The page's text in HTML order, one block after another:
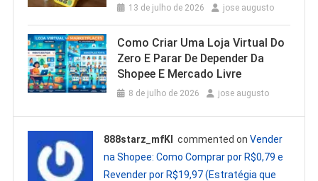
13 de julho de 2026 jose augusto
Como Criar Uma Loja Virtual Do
Zero E Parar De Depender Da
Shopee E Mercado Livre
8 de julho de 2026 jose augusto
888starz_mfKl commented onVender
na Shopee: Como Comprar por R$0,79 e
Revender por R$19,97 (Estratégia que